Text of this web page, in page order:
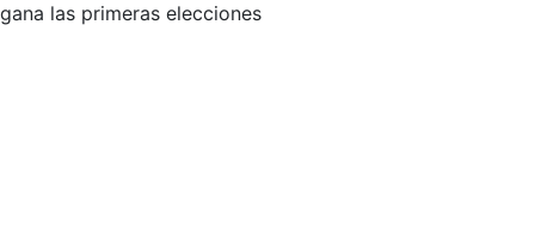
gana las primeras elecciones